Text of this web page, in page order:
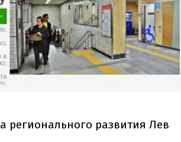
регионального развития Лев